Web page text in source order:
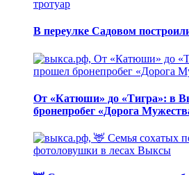
В переулке Садовом
От «Катюши» до «Тигра»: в
бронепробег «Дорога